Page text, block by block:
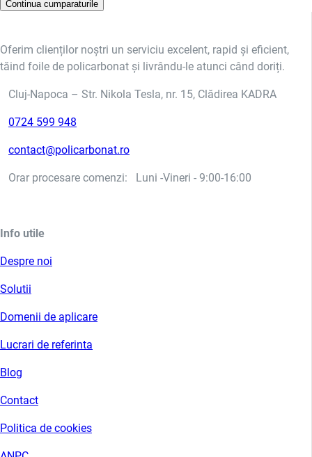
Continua cumparaturile
Oferim clienților noștri un serviciu excelent, rapid și eficient,
tăind foile de policarbonat și livrându-le atunci când doriți.
Cluj-Napoca – Str. Nikola Tesla, nr. 15, Clădirea KADRA
0724 599 948
contact@policarbonat.ro
Orar procesare comenzi: Luni -Vineri - 9:00-16:00
Info utile
Despre noi
Solutii
Domenii de aplicare
Lucrari de referinta
Blog
Contact
Politica de cookies